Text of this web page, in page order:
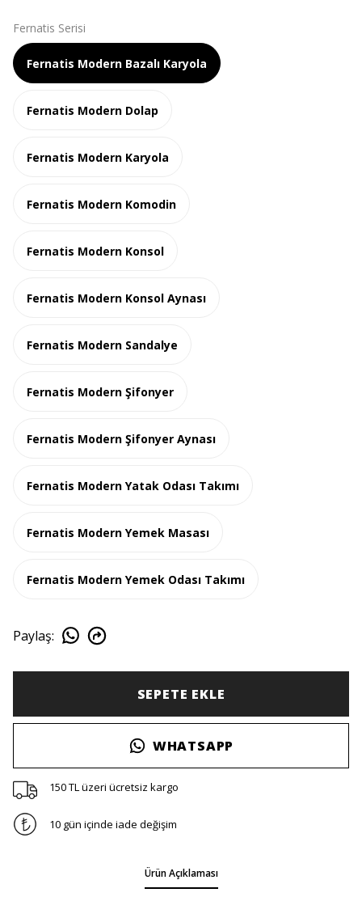
Fernatis Serisi
Fernatis Modern Bazalı Karyola
Fernatis Modern Dolap
Fernatis Modern Karyola
Fernatis Modern Komodin
Fernatis Modern Konsol
Fernatis Modern Konsol Aynası
Fernatis Modern Sandalye
Fernatis Modern Şifonyer
Fernatis Modern Şifonyer Aynası
Fernatis Modern Yatak Odası Takımı
Fernatis Modern Yemek Masası
Fernatis Modern Yemek Odası Takımı
Paylaş:
SEPETE EKLE
WHATSAPP
150 TL üzeri ücretsiz kargo
10 gün içinde iade değişim
Ürün Açıklaması